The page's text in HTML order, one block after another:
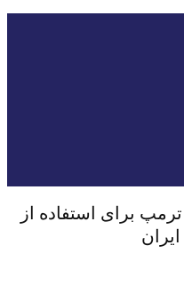
برای استفاده از
ایران